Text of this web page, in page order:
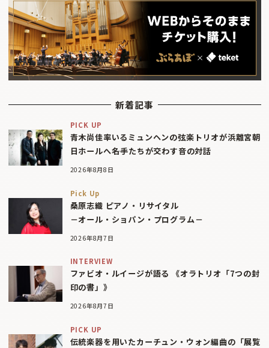
新着記事
PICK UP
青木尚佳率いるミュンヘンの弦楽トリオが浜離宮朝
日ホールへ――名手たちが交わす音の対話
2026年8月8日
Pick Up
桑原志織 ピアノ・リサイタル
－オール・ショパン・プログラム－
2026年8月7日
INTERVIEW
ファビオ・ルイージが語る 《オラトリオ「7つの封
印の書」》
2026年8月7日
PICK UP
伝統楽器を用いたカーチュン・ウォン編曲の「展覧